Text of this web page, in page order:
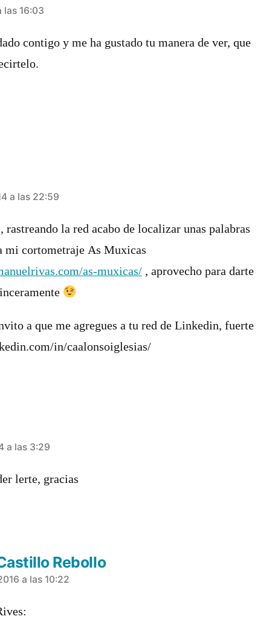
las 16:03
contigo y me ha gustado tu manera de ver, que
a las 22:59
rastreando la red acabo de localizar unas palabras
mi cortometraje As Muxicas
as-muxicas/, aprovecho para darte
a que me agregues a tu red de Linkedin, fuerte
in/caalonsoiglesias/
a las 3:29
lerte, gracias
Rebollo
a las 10:22